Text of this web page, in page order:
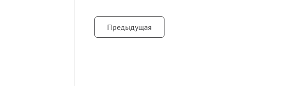
Предыдущая